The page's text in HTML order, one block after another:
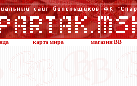
карта мира магазин ВВ